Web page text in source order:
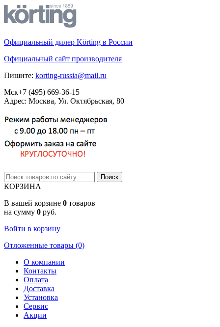
Официальный дилер Körting в России
Официальный сайт производителя
Пишите: korting-russia@mail.ru
Мск+7 (495) 669-36-15
Адрес: Москва, Ул. Октябрьская, 80
КОРЗИНА
В вашей корзине 0 товаров
на сумму 0 руб.
Войти в корзину
Отложенные товары (0)
О компании
Контакты
Оплата
Доставка
Установка
Сервис
Акции